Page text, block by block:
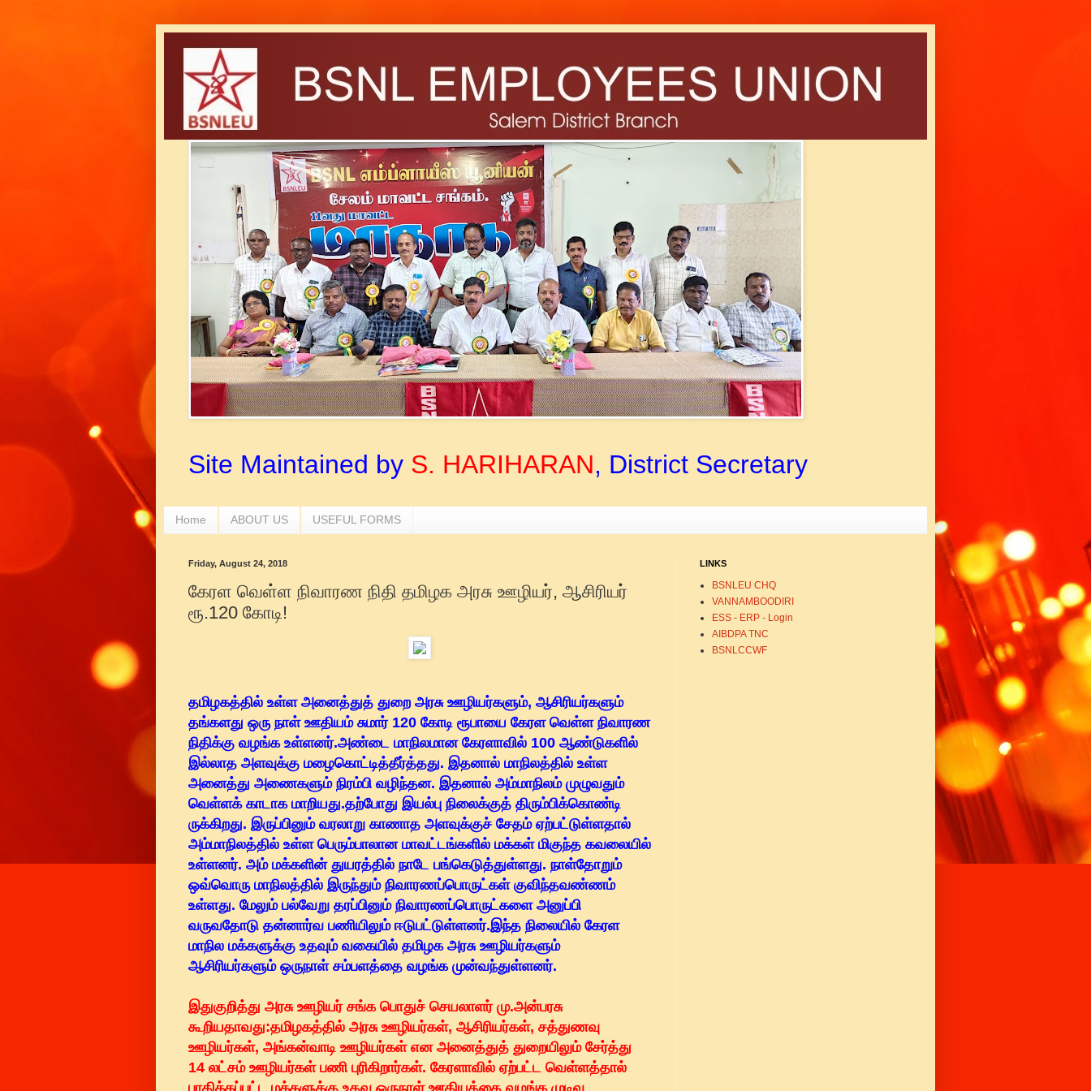
Site Maintained by S. HARIHARAN, District Secretary
Home ABOUT US USEFUL FORMS
Friday, August 24, 2018
கேரள வெள்ள நிவாரண நிதி தமிழக அரசு ஊழியர், ஆசிரியர்
ரூ.120 கோடி!
தமிழகத்தில் உள்ள அனைத்துத் துறை அரசு ஊழியர்களும், ஆசிரியர்களும்
தங்களது ஒரு நாள் ஊதியம் சுமார் 120 கோடி ரூபாயை கேரள வெள்ள நிவாரண
நிதிக்கு வழங்க உள்ளனர்.அண்டை மாநிலமான கேரளாவில் 100 ஆண்டுகளில்
இல்லாத அளவுக்கு மழைகொட்டித்தீர்த்தது. இதனால் மாநிலத்தில் உள்ள
அனைத்து அணைகளும் நிரம்பி வழிந்தன. இதனால் அம்மாநிலம் முழுவதும்
வெள்ளக் காடாக மாறியது.தற்போது இயல்பு நிலைக்குத் திரும்பிக்கொண்டி
ருக்கிறது. இருப்பினும் வரலாறு காணாத அளவுக்குச் சேதம் ஏற்பட்டுள்ளதால்
அம்மாநிலத்தில் உள்ள பெரும்பாலான மாவட்டங்களில் மக்கள் மிகுந்த கவலையில்
உள்ளனர். அம் மக்களின் துயரத்தில் நாடே பங்கெடுத்துள்ளது. நாள்தோறும்
ஒவ்வொரு மாநிலத்தில் இருந்தும் நிவாரணப்பொருட்கள் குவிந்தவண்ணம்
உள்ளது. மேலும் பல்வேறு தரப்பினும் நிவாரணப்பொருட்களை அனுப்பி
வருவதோடு தன்னார்வ பணியிலும் ஈடுபட்டுள்ளனர்.இந்த நிலையில் கேரள
மாநில மக்களுக்கு உதவும் வகையில் தமிழக அரசு ஊழியர்களும்
ஆசிரியர்களும் ஒருநாள் சம்பளத்தை வழங்க முன்வந்துள்ளனர்.
இதுகுறித்து அரசு ஊழியர் சங்க பொதுச் செயலாளர் மு.அன்பரசு
கூறியதாவது:தமிழகத்தில் அரசு ஊழியர்கள், ஆசிரியர்கள், சத்துணவு
ஊழியர்கள், அங்கன்வாடி ஊழியர்கள் என அனைத்துத் துறையிலும் சேர்த்து
14 லட்சம் ஊழியர்கள் பணி புரிகிறார்கள். கேரளாவில் ஏற்பட்ட வெள்ளத்தால்
LINKS
BSNLEU CHQ
VANNAMBOODIRI
ESS - ERP - Login
AIBDPA TNC
BSNLCCWF